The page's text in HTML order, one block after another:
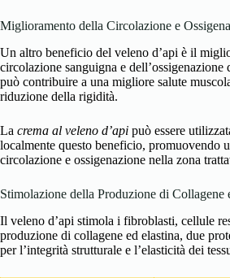
Miglioramento della Circolazione e
Un altro beneficio del veleno d’api è il
circolazione sanguigna e dell’ossigenazione
può contribuire a una migliore salute
riduzione della rigidità.
La crema al veleno d’api può essere
localmente questo beneficio, promuovendo
circolazione e ossigenazione nella zona
Stimolazione della Produzione di Collagene
Il veleno d’api stimola i fibroblasti, cellule
produzione di collagene ed elastina, due
per l’integrità strutturale e l’elasticità dei